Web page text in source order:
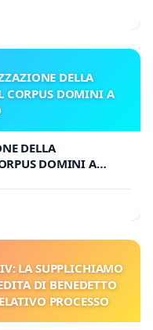
DELLA
CORPUS DOMINI A
DELLA
DOMINI A
LA SUPPLICHIAMO
DI BENEDETTO
PROCESSO